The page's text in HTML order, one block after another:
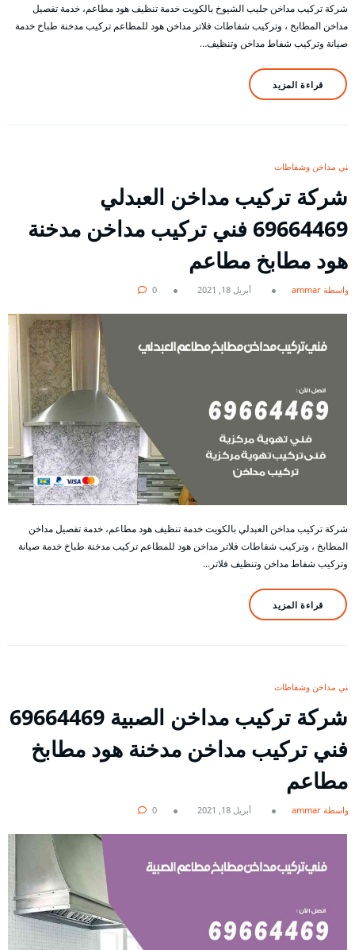
شركة تركيب مداخن جليب الشيوخ بالكويت خدمة تنظيف هود مطاعم، خدمة تفصيل
مداخن المطابخ ، وتركيب شفاطات فلاتر مداخن هود للمطاعم تركيب مدخنة طباخ خدمة
صيانة وتركيب شفاط مداخن وتنظيف…
قراءة المزيد
فني مداخن وشفاطات
شركة تركيب مداخن العبدلي
69664469 فني تركيب مداخن مدخنة
هود مطابخ مطاعم
بواسطة ammar أبريل 18, 2021 0
شركة تركيب مداخن العبدلي بالكويت خدمة تنظيف هود مطاعم، خدمة تفصيل مداخن
المطابخ ، وتركيب شفاطات فلاتر مداخن هود للمطاعم تركيب مدخنة طباخ خدمة صيانة
وتركيب شفاط مداخن وتنظيف فلاتر…
قراءة المزيد
فني مداخن وشفاطات
شركة تركيب مداخن الصبية 69664469
فني تركيب مداخن مدخنة هود مطابخ
مطاعم
بواسطة ammar أبريل 18, 2021 0